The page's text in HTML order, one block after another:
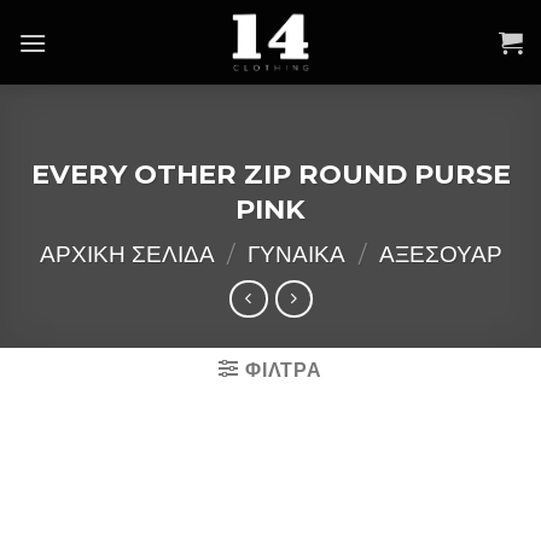
EVERY OTHER ZIP ROUND PURSE
PINK
ΑΡΧΙΚΉ ΣΕΛΊΔΑ / ΓΥΝΑΙΚΑ / ΑΞΕΣΟΥΑΡ
ΦΙΛΤΡΑ